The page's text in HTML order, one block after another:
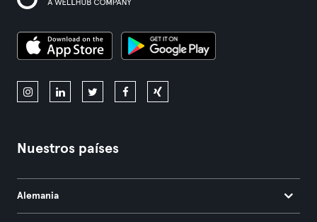
Nuestros países
Alemania